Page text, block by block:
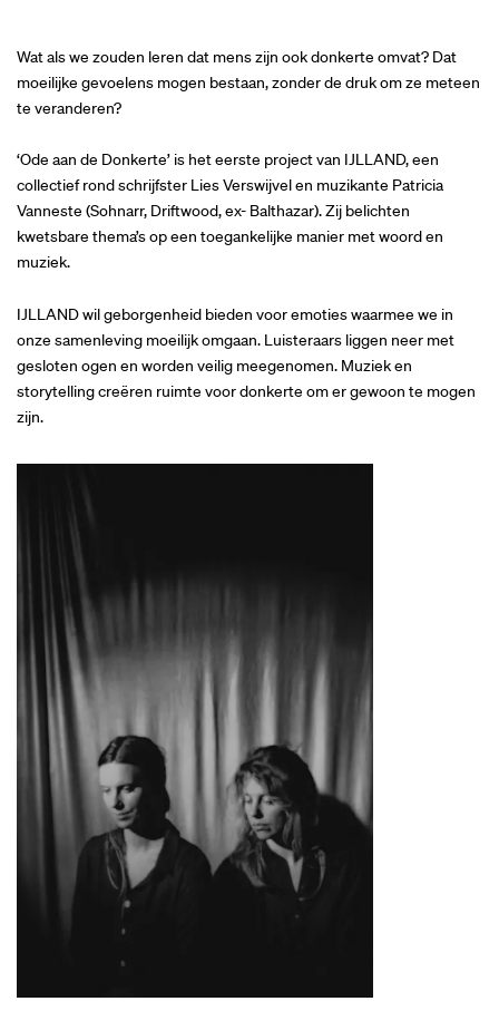
Wat als we zouden leren dat mens zijn ook donkerte omvat? Dat
moeilijke gevoelens mogen bestaan, zonder de druk om ze meteen
te veranderen?
‘Ode aan de Donkerte’ is het eerste project van IJLLAND, een
collectief rond schrijfster Lies Verswijvel en muzikante Patricia
Vanneste (Sohnarr, Driftwood, ex- Balthazar). Zij belichten
kwetsbare thema’s op een toegankelijke manier met woord en
muziek.
IJLLAND wil geborgenheid bieden voor emoties waarmee we in
onze samenleving moeilijk omgaan. Luisteraars liggen neer met
gesloten ogen en worden veilig meegenomen. Muziek en
storytelling creëren ruimte voor donkerte om er gewoon te mogen
zijn.
Inzoomen